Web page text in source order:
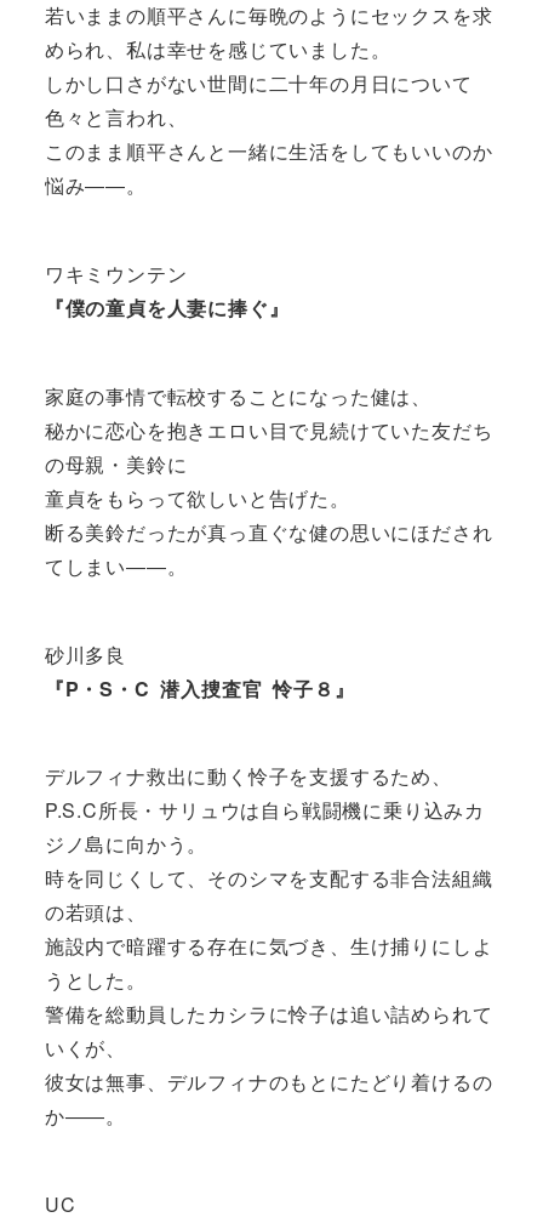
若いままの順平さんに毎晩のようにセックスを求
められ、私は幸せを感じていました。
しかし口さがない世間に二十年の月日について
色々と言われ、
このまま順平さんと一緒に生活をしてもいいのか
悩み――。
ワキミウンテン
『僕の童貞を人妻に捧ぐ』
家庭の事情で転校することになった健は、
秘かに恋心を抱きエロい目で見続けていた友だち
の母親・美鈴に
童貞をもらって欲しいと告げた。
断る美鈴だったが真っ直ぐな健の思いにほだされ
てしまい――。
砂川多良
『P・S・C 潜入捜査官 怜子８』
デルフィナ救出に動く怜子を支援するため、
P.S.C所長・サリュウは自ら戦闘機に乗り込みカ
ジノ島に向かう。
時を同じくして、そのシマを支配する非合法組織
の若頭は、
施設内で暗躍する存在に気づき、生け捕りにしよ
うとした。
警備を総動員したカシラに怜子は追い詰められて
いくが、
彼女は無事、デルフィナのもとにたどり着けるの
か――。
UC